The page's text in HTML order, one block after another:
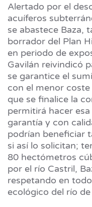
Alertado por el
acuíferos
se abastece Baza,
borrador del Plan
en periodo de
Gavilán reivindicó
se garantice el
con el menor
que se finalice la
permitirá hacer
garantía y con
podrían beneficiar
si así lo solicitan;
80 hectómetros
por el río Castril,
respetando en
ecológico del río